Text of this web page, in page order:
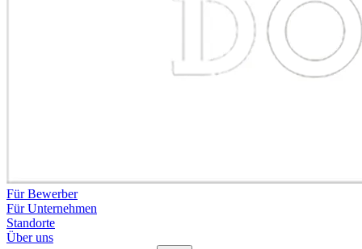
Für Bewerber
Für Unternehmen
Standorte
Über uns